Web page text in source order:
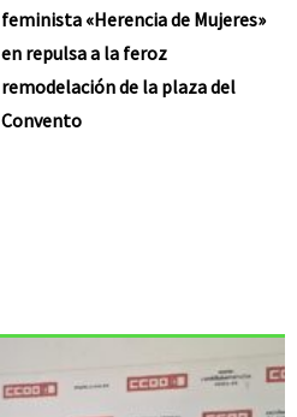
feminista «Herencia de Mujeres»
en repulsa a la feroz
remodelación de la plaza del
Convento